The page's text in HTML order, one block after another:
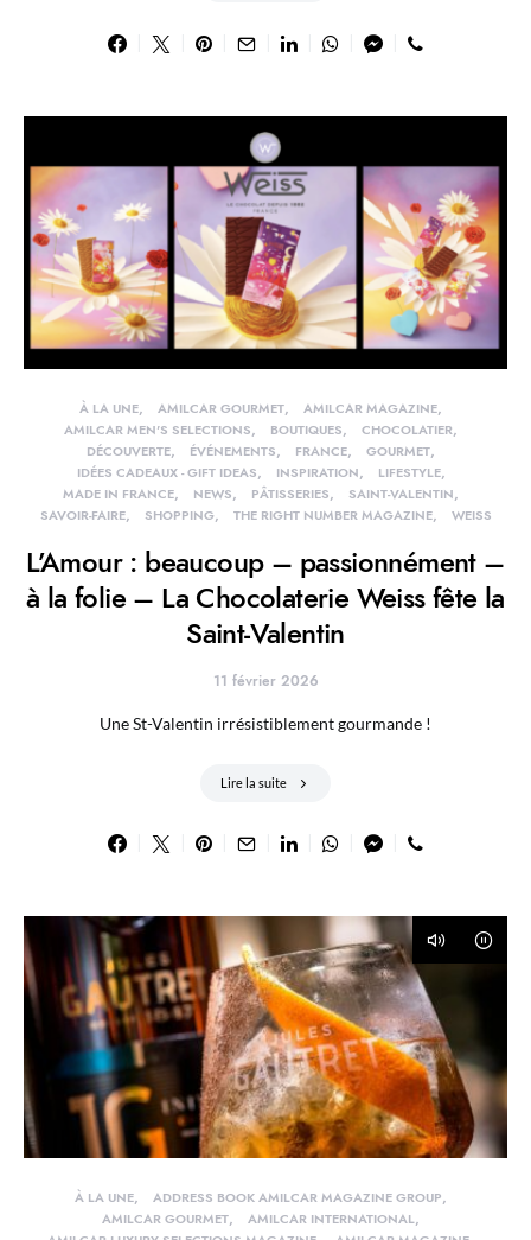
À LA UNE AMILCAR GOURMET
AMILCAR MAGAZINE
AMILCAR MEN'S SELECTIONS
BOUTIQUES
CHOCOLATIER
DÉCOUVERTE
ÉVÉNEMENTS FRANCE
GOURMET
IDÉES CADEAUX - GIFT IDEAS
INSPIRATION
LIFESTYLE
MADE IN FRANCE
NEWS PÂTISSERIES
SAINT-VALENTIN
SAVOIR-FAIRE
SHOPPING THE RIGHT NUMBER MAGAZINE WEISS
L’Amour : beaucoup – passionnément –
à la folie – La Chocolaterie Weiss fête la
Saint-Valentin
11 février 2026
Une St-Valentin irrésistiblement gourmande !
Lire la suite
À LA UNE
ADDRESS BOOK AMILCAR MAGAZINE GROUP
AMILCAR GOURMET
AMILCAR INTERNATIONAL